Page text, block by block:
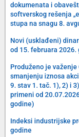
dokumenata i
softverskog rešenja
stupa na snagu 8.
Novi (usklađeni)
od 15. februara 2026.
Produženo je
smanjenju iznosa
9. stav 1. tač. 1), 2) i
primeni od
godine)
Indeksi industrijske
godine